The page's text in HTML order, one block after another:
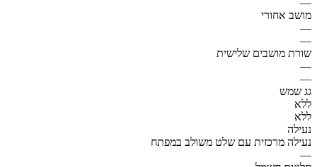
מושב אחורי
—
—
שורת מושבים שלישית
—
—
גג שמש
ללא
ללא
נעילה
נעילה מרכזית עם שלט משולב במפתח
—